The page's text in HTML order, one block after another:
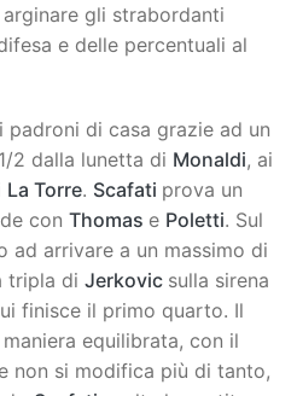
gli strabordanti
e delle percentuali al
padroni di casa grazie ad un
2 dalla lunetta di Monaldi, ai
La Torre. Scafati prova un
con Thomas e Poletti. Sul
ad arrivare a un massimo di
tripla di Jerkovic sulla sirena
finisce il primo quarto. Il
equilibrata, con il
non si modifica più di tanto,